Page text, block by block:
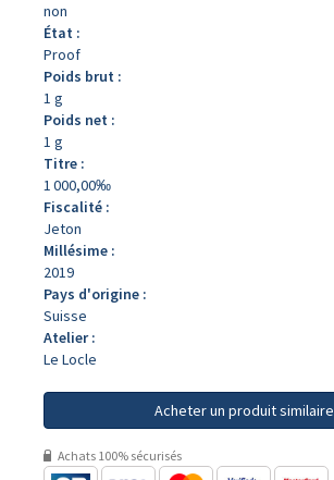
non
État :
Proof
Poids brut :
1 g
Poids net :
1 g
Titre :
1 000,00‰
Fiscalité :
Jeton
Millésime :
2019
Pays d'origine :
Suisse
Atelier :
Le Locle
Acheter un produit similaire
Achats 100% sécurisés